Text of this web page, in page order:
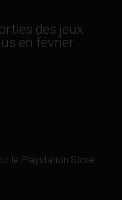
des jeux
en février
le Playstation Store